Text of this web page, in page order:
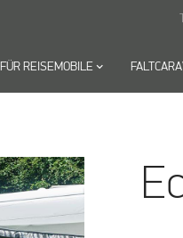
FÜR REISEMOBILE keyboard_arrow_down